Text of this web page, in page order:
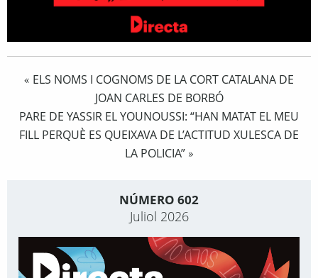
« ELS NOMS I COGNOMS DE LA CORT CATALANA DE
JOAN CARLES DE BORBÓ
PARE DE YASSIR EL YOUNOUSSI: “HAN MATAT EL MEU
FILL PERQUÈ ES QUEIXAVA DE L’ACTITUD XULESCA DE
LA POLICIA”»
NÚMERO 602
Juliol 2026